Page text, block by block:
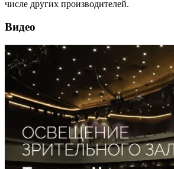
числе других производителей.
Видео